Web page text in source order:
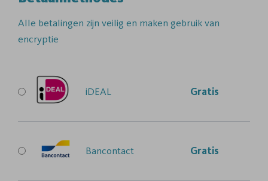
Alle betalingen zijn veilig en maken gebruik van
encryptie
iDEAL Gratis
Bancontact Gratis